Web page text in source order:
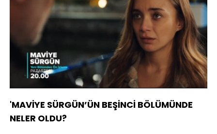
Sesi
Aç
Yüklendi:
49.20%
Oynatma
Hızı
'MAVİYE SÜRGÜN’ÜN BEŞİNCİ BÖLÜMÜNDE
NELER OLDU?